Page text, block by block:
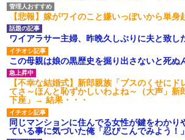
【悲報】嫁がワイのこと嫌いっぽいから単身
ワイアラサー主婦、昨晩久しぶりに夫と致し
この母親は娘の黒歴史を掘り出さないと死
【不幸な結婚式】新郎親族「ブスのくせにド
てさ～ほんと恥ずかしいわよね～（大声」新
下座」→ 結果・・・
同じマンションに住んでる女性が鍵をわかり
ている事に気づいた俺「忍びこんでみよう